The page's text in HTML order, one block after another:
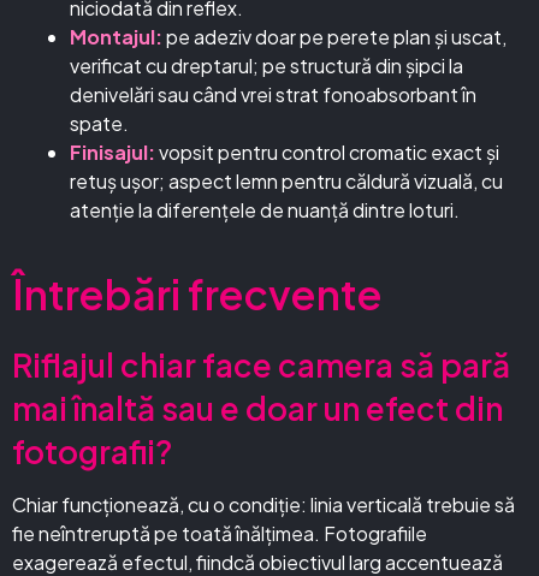
niciodată din reflex.
Montajul:pe adeziv doar pe perete plan și uscat,
verificat cu dreptarul; pe structură din șipci la
denivelări sau când vrei strat fonoabsorbant în
spate.
Finisajul:vopsit pentru control cromatic exact și
retuș ușor; aspect lemn pentru căldură vizuală, cu
atenție la diferențele de nuanță dintre loturi.
Întrebări frecvente
Riflajul chiar face camera să pară
mai înaltă sau e doar un efect din
fotografii?
Chiar funcționează, cu o condiție: linia verticală trebuie să
fie neîntreruptă pe toată înălțimea. Fotografiile
exagerează efectul, fiindcă obiectivul larg accentuează